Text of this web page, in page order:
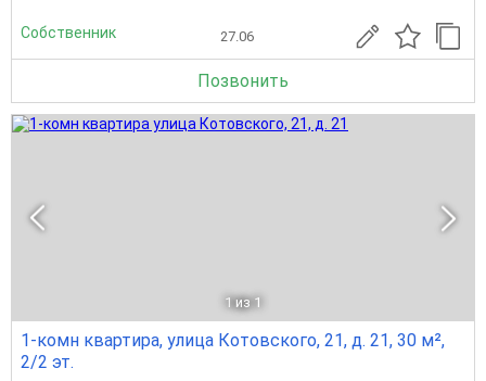
Собственник 27.06
Позвонить
1 из 1
1-комн квартира, улица Котовского, 21, д. 21, 30 м²,
2/2 эт.